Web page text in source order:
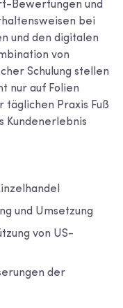
Bewertungen und
bei
und den digitalen
von
Schulung stellen
nur auf Folien
Praxis Fuß
Kundenerlebnis
und Umsetzung
von US-
der